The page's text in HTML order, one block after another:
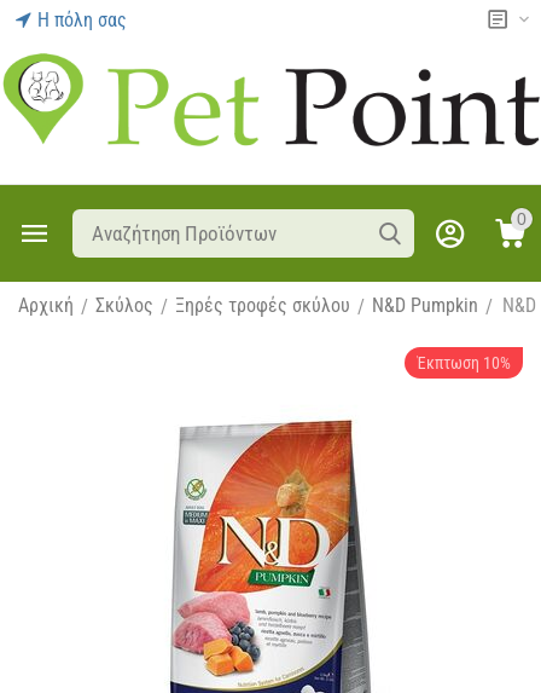
Η πόλη σας
0
Αρχική / Σκύλος / Ξηρές τροφές σκύλου / N&D Pumpkin /
Έκπτωση 10%